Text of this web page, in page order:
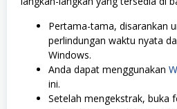
Pertama-tama, disarankan
perlindungan waktu nyata
Windows.
Anda dapat menggunakan
ini.
Setelah mengekstrak, buka